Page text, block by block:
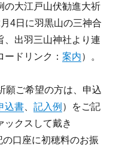
の大江戸山伏勧進大祈
4日に羽黒山の三神合
、出羽三山神社より連
ードリンク：案内）。
願ご希望の方は、申込
込書 、記入例 ）をご記
ックスして戴き
の口座に初穂料のお振